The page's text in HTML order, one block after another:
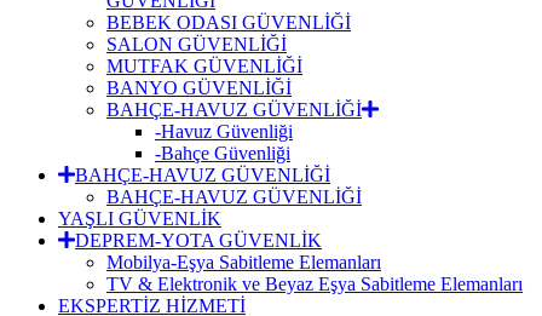
BEBEK ODASI GÜVENLİĞİ
SALON GÜVENLİĞİ
MUTFAK GÜVENLİĞİ
BANYO GÜVENLİĞİ
BAHÇE-HAVUZ GÜVENLİĞİ
-Havuz Güvenliği
-Bahçe Güvenliği
BAHÇE-HAVUZ GÜVENLİĞİ
BAHÇE-HAVUZ GÜVENLİĞİ
YAŞLI GÜVENLİK
DEPREM-YOTA GÜVENLİK
Mobilya-Eşya Sabitleme Elemanları
TV & Elektronik ve Beyaz Eşya Sabitleme Elemanları
EKSPERTİZ HİZMETİ